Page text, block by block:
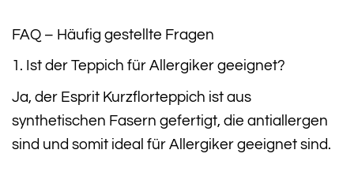
FAQ – Häufig gestellte Fragen
1. Ist der Teppich für Allergiker geeignet?
Ja, der Esprit Kurzflorteppich ist aus
synthetischen Fasern gefertigt, die antiallergen
sind und somit ideal für Allergiker geeignet sind.